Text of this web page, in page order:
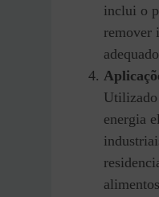
inclui o
remover
Utilizado
energia